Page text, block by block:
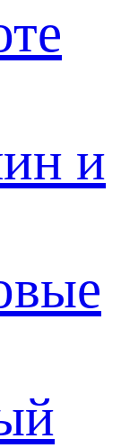
и